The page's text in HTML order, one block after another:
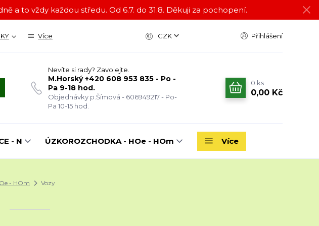
a to vždy každou středu. Od 6.7. do 31.8. Děkuji za pochopení.
Více CZK Přihlášení
Nevíte si rady? Zavolejte.
M.Horský +420 608 953 835 - Po -
Pa 9-18 hod.
Objednávky p.Šímová - 606949217 - Po-
Pa 10-15 hod.
0 ks
0,00 Kč
- N ÚZKOROZCHODKA - HOe - HOm Více
- HOm Vozy